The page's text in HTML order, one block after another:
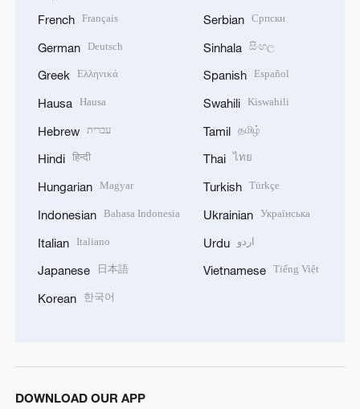
French Français
German Deutsch
Greek Ελληνικά
Hausa Hausa
Hebrew עברית
Hindi हिन्दी
Hungarian Magyar
Indonesian Bahasa Indonesia
Italian Italiano
Japanese 日本語
Korean 한국어
Serbian Српски
Sinhala සිංහල
Spanish Español
Swahili Kiswahili
Tamil தமிழ்
Thai ไทย
Turkish Türkçe
Ukrainian Українська
Urdu اردو
Vietnamese Tiếng Việt
DOWNLOAD OUR APP